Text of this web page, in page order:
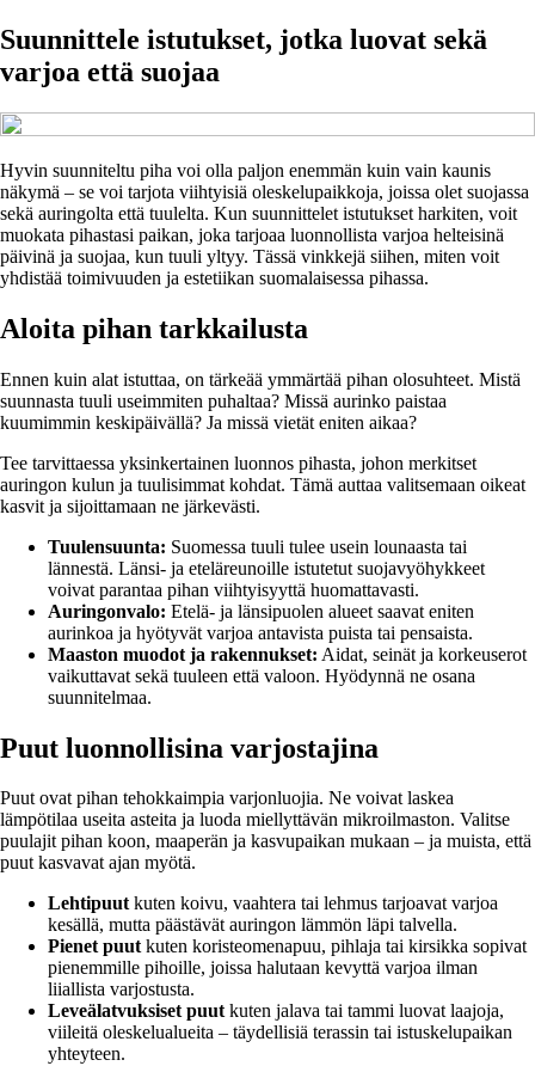
Suunnittele istutukset, jotka luovat sekä
varjoa että suojaa
Hyvin suunniteltu piha voi olla paljon enemmän kuin vain kaunis
näkymä – se voi tarjota viihtyisiä oleskelupaikkoja, joissa olet suojassa
sekä auringolta että tuulelta. Kun suunnittelet istutukset harkiten, voit
muokata pihastasi paikan, joka tarjoaa luonnollista varjoa helteisinä
päivinä ja suojaa, kun tuuli yltyy. Tässä vinkkejä siihen, miten voit
yhdistää toimivuuden ja estetiikan suomalaisessa pihassa.
Aloita pihan tarkkailusta
Ennen kuin alat istuttaa, on tärkeää ymmärtää pihan olosuhteet. Mistä
suunnasta tuuli useimmiten puhaltaa? Missä aurinko paistaa
kuumimmin keskipäivällä? Ja missä vietät eniten aikaa?
Tee tarvittaessa yksinkertainen luonnos pihasta, johon merkitset
auringon kulun ja tuulisimmat kohdat. Tämä auttaa valitsemaan oikeat
kasvit ja sijoittamaan ne järkevästi.
Tuulensuunta: Suomessa tuuli tulee usein lounaasta tai
lännestä. Länsi- ja eteläreunoille istutetut suojavyöhykkeet
voivat parantaa pihan viihtyisyyttä huomattavasti.
Auringonvalo: Etelä- ja länsipuolen alueet saavat eniten
aurinkoa ja hyötyvät varjoa antavista puista tai pensaista.
Maaston muodot ja rakennukset: Aidat, seinät ja korkeuserot
vaikuttavat sekä tuuleen että valoon. Hyödynnä ne osana
suunnitelmaa.
Puut luonnollisina varjostajina
Puut ovat pihan tehokkaimpia varjonluojia. Ne voivat laskea
lämpötilaa useita asteita ja luoda miellyttävän mikroilmaston. Valitse
puulajit pihan koon, maaperän ja kasvupaikan mukaan – ja muista, että
puut kasvavat ajan myötä.
Lehtipuutkuten koivu, vaahtera tai lehmus tarjoavat varjoa
kesällä, mutta päästävät auringon lämmön läpi talvella.
Pienet puutkuten koristeomenapuu, pihlaja tai kirsikka sopivat
pienemmille pihoille, joissa halutaan kevyttä varjoa ilman
liiallista varjostusta.
Leveälatvuksiset puutkuten jalava tai tammi luovat laajoja,
viileitä oleskelualueita – täydellisiä terassin tai istuskelupaikan
yhteyteen.